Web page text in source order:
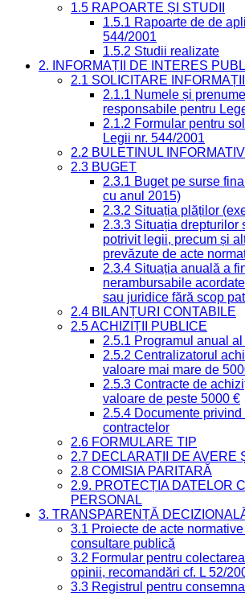
1.5 RAPOARTE ȘI STUDII
1.5.1 Rapoarte de de
544/2001
1.5.2 Studii realizate
2. INFORMAȚII DE INTERES
2.1 SOLICITARE INFORMAȚII
2.1.1 Numele și
responsabile pentru
2.1.2 Formular pentru
Legii nr. 544/2001
2.2 BULETINUL
2.3 BUGET
2.3.1 Buget pe surse
cu anul 2015)
2.3.2 Situația plăților
2.3.3 Situația drepturilor
potrivit legii, precum și
prevăzute de acte
2.3.4 Situația anuală a
nerambursabile
sau juridice fără scop
2.4 BILANȚURI CONTABILE
2.5 ACHIZIȚII PUBLICE
2.5.1 Programul anual
2.5.2 Centralizatorul
valoare mai mare de
2.5.3 Contracte de
valoare de peste 5000 €
2.5.4 Documente privind
contractelor
2.6 FORMULARE TIP
2.7 DECLARAȚII DE AVERE
2.8 COMISIA PARITARĂ
2.9. PROTECȚIA DATELOR
PERSONAL
3. TRANSPARENȚĂ
3.1 Proiecte de acte
consultare publică
3.2 Formular pentru
opinii, recomandări cf. L 52/
3.3 Registrul pentru